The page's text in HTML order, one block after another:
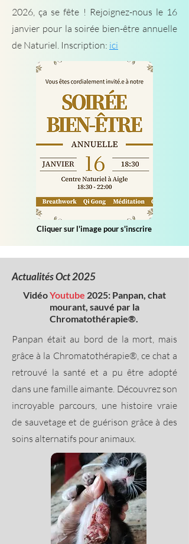
2026, ça se fête ! Rejoignez-nous le 16
janvier pour la soirée bien-être annuelle
de Naturiel. Inscription: ici
Cliquer sur l'image pour s'inscrire
Actualités Oct 2025
VidéoYoutube 2025: Panpan, chat
mourant, sauvé par la
Chromatothérapie®.
Panpan était au bord de la mort, mais
grâce à la Chromatothérapie®, ce chat a
retrouvé la santé et a pu être adopté
dans une famille aimante. Découvrez son
incroyable parcours, une histoire vraie
de sauvetage et de guérison grâce à des
soins alternatifs pour animaux.